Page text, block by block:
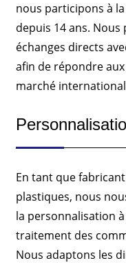
nous participons à
depuis 14 ans. Nous
échanges directs
afin de répondre
marché
En tant que
plastiques, nous
la personnalisation
traitement des
Nous adaptons les